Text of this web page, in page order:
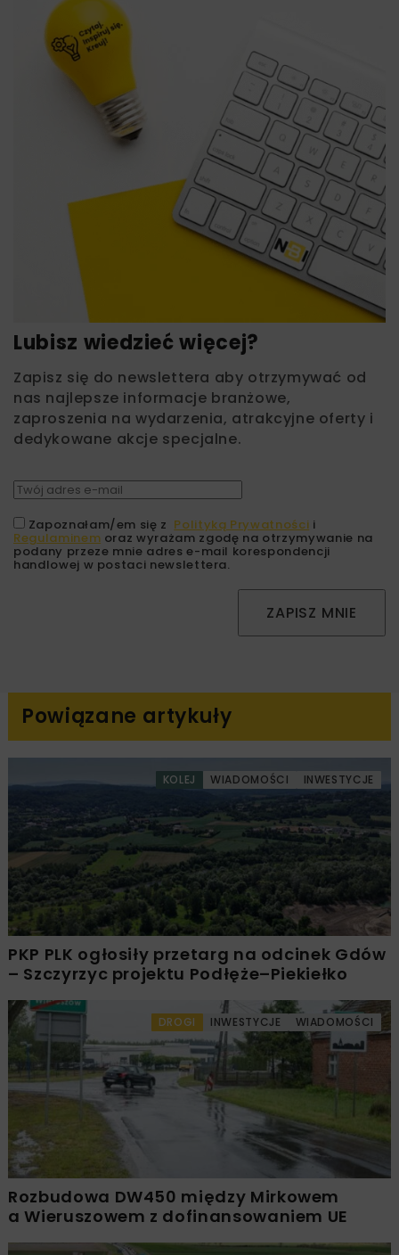
Lubisz wiedzieć więcej?
Zapisz się do newslettera aby otrzymywać od
nas najlepsze informacje branżowe,
zaproszenia na wydarzenia, atrakcyjne oferty i
dedykowane akcje specjalne.
Zapoznałam/em się z Polityką Prywatności i
Regulaminem oraz wyrażam zgodę na otrzymywanie na
podany przeze mnie adres e-mail korespondencji
handlowej w postaci newslettera.
ZAPISZ MNIE
Powiązane artykuły
KOLEJ WIADOMOŚCI INWESTYCJE
PKP PLK ogłosiły przetarg na odcinek Gdów
– Szczyrzyc projektu Podłęże–Piekiełko
DROGI INWESTYCJE WIADOMOŚCI
Rozbudowa DW450 między Mirkowem
a Wieruszowem z dofinansowaniem UE